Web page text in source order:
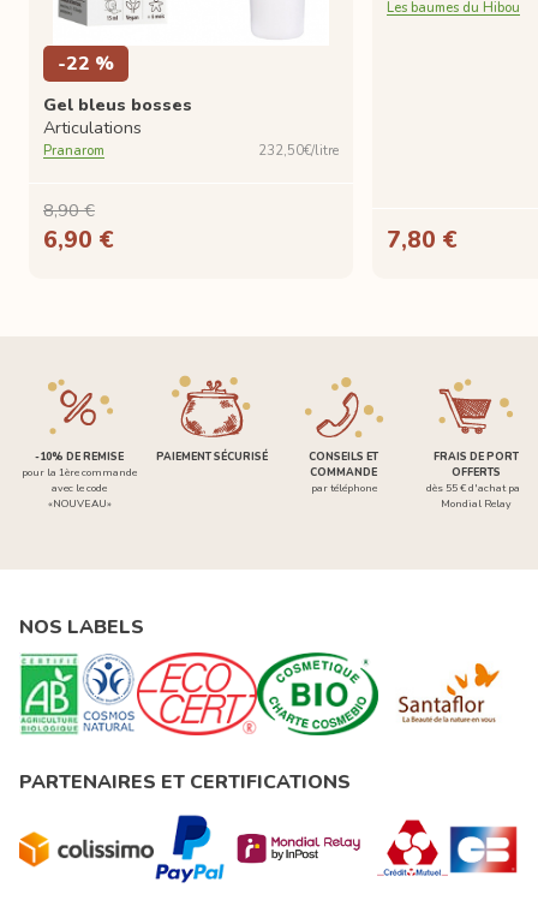
-22 %
Gel bleus bosses
Articulations
Pranarom 232,50€/litre
8,90 €
6,90 €
Les baumes du Hibou
7,80 €
-10% DE REMISE
pour la 1ère commande
avec le code
«NOUVEAU»
PAIEMENT SÉCURISÉ
CONSEILS ET
COMMANDE
par téléphone
FRAIS DE PORT
OFFERTS
dès 55 € d'achat par
Mondial Relay
NOS LABELS
PARTENAIRES ET CERTIFICATIONS